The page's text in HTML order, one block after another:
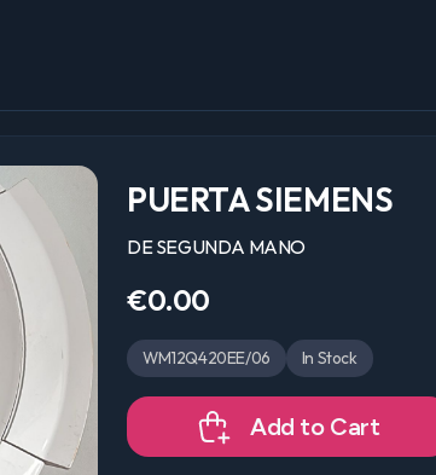
PUERTA SIEMENS
DE SEGUNDA MANO
€0.00
WM12Q420EE/06 In Stock
Add to Cart